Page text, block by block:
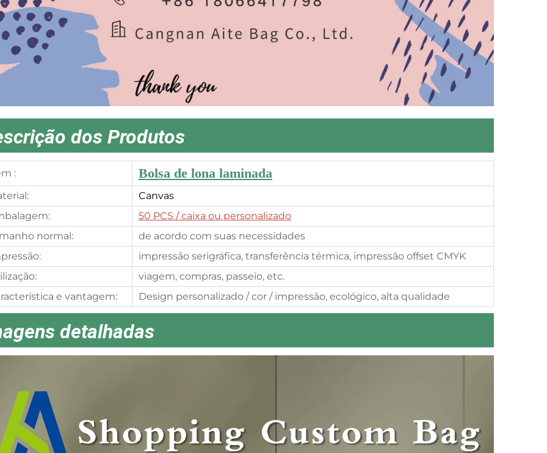
dos Produtos
: Bolsa de lona laminada
Canvas
50 PCS / caixa ou personalizado
normal:
de acordo com suas necessidades
impressão serigráfica, transferência térmica, impressão offset CMYK
viagem, compras, passeio, etc.
e vantagem:
Design personalizado / cor / impressão, ecológico, alta qualidade
detalhadas